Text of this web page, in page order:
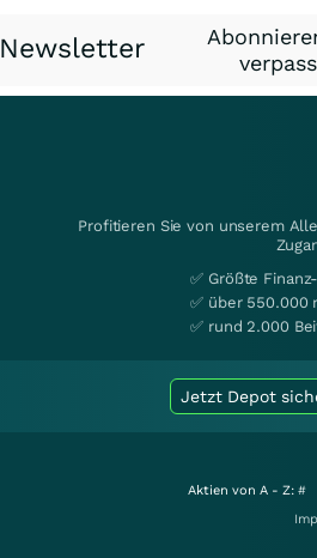
Newsletter
Profitieren Sie von unserem
✅ Größte
✅ über 550.000
✅ rund 2.000
Jetzt Depot
Aktien von A - Z: #